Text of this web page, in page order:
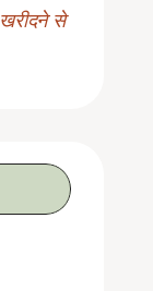
खरीदने से